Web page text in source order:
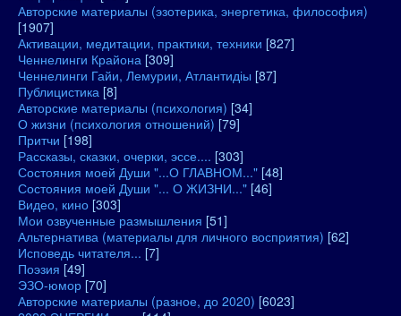
Авторские материалы (эзотерика, энергетика, философия)
[1907]
Активации, медитации, практики, техники [827]
Ченнелинги Крайона [309]
Ченнелинги Гайи, Лемурии, Атлантидіы [87]
Публицистика [8]
Авторские материалы (психология) [34]
О жизни (психология отношений) [79]
Притчи [198]
Рассказы, сказки, очерки, эссе.... [303]
Состояния моей Души "...О ГЛАВНОМ..." [48]
Состояния моей Души "... О ЖИЗНИ..." [46]
Видео, кино [303]
Мои озвученные размышления [51]
Альтернатива (материалы для личного восприятия) [62]
Исповедь читателя... [7]
Поэзия [49]
ЭЗО-юмор [70]
Авторские материалы (разное, до 2020) [6023]